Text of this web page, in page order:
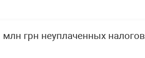
грн неуплаченных налогов